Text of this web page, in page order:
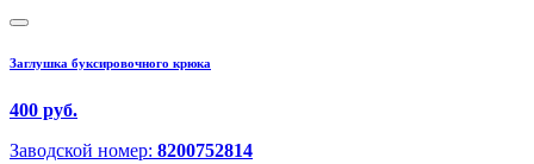
Заглушка буксировочного крюка
400 руб.
Заводской номер: 8200752814